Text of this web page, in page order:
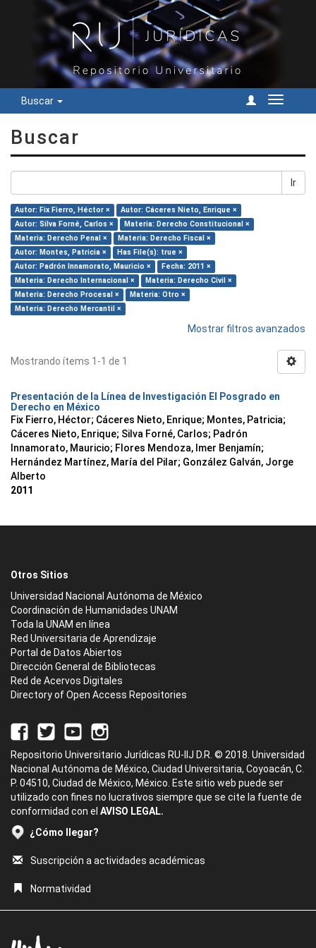
Buscar
Cambiar
Buscar
Ir
Autor: Fix Fierro, Héctor ×
Autor: Cáceres Nieto, Enrique ×
Autor: Silva Forné, Carlos ×
Materia: Derecho Constitucional ×
Materia: Derecho Penal ×
Materia: Derecho Fiscal ×
Autor: Montes, Patricia ×
Has File(s): true ×
Autor: Padrón Innamorato, Mauricio ×
Fecha: 2011 ×
Materia: Derecho Internacional ×
Materia: Derecho Civil ×
Materia: Derecho Procesal ×
Materia: Otro ×
Materia: Derecho Mercantil ×
Mostrar filtros avanzados
Mostrando ítems 1-1 de 1
Presentación de la Línea de Investigación El Posgrado en
Derecho en México
Fix Fierro, Héctor; Cáceres Nieto, Enrique; Montes, Patricia;
Cáceres Nieto, Enrique; Silva Forné, Carlos; Padrón
Innamorato, Mauricio; Flores Mendoza, Imer Benjamín;
Hernández Martínez, María del Pilar; González Galván, Jorge
Alberto
2011
Otros Sitios
Universidad Nacional Autónoma de México
Coordinación de Humanidades UNAM
Toda la UNAM en línea
Red Universitaria de Aprendizaje
Portal de Datos Abiertos
Dirección General de Bibliotecas
Red de Acervos Digitales
Directory of Open Access Repositories
Repositorio Universitario Jurídicas RU-IIJ D.R. © 2018. Universidad
Nacional Autónoma de México, Ciudad Universitaria, Coyoacán, C.
P. 04510, Ciudad de México, México. Este sitio web puede ser
utilizado con fines no lucrativos siempre que se cite la fuente de
conformidad con el AVISO LEGAL.
¿Cómo llegar?
Suscripción a actividades académicas
Normatividad